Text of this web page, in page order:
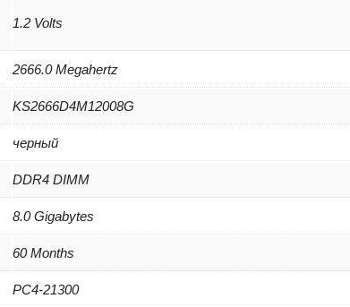
1.2 Volts
2666.0 Megahertz
KS2666D4M12008G
черный
DDR4 DIMM
8.0 Gigabytes
60 Months
PC4-21300